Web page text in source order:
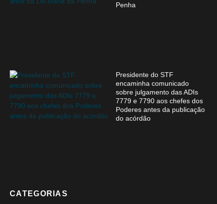
Penha
Presidente do STF
encaminha comunicado
sobre julgamento das ADIs
7779 e 7790 aos chefes dos
Poderes antes da publicação
do acórdão
CATEGORIAS